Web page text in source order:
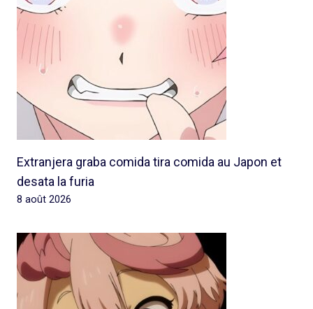
Extranjera graba comida tira comida au Japon et
desata la furia
8 août 2026